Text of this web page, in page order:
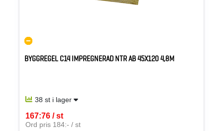
BYGGREGEL C14 IMPREGNERAD NTR AB 45X120 4,8M
38 st i lager
167:76 / st
SEK per ST
Ord pris 184:- / st